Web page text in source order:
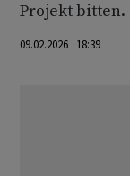
Projekt bitten.
09.02.2026 18:39